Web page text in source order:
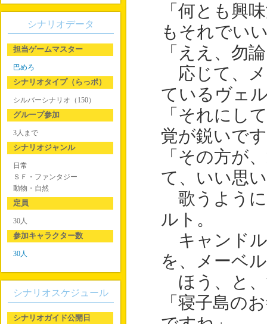
「何とも興
もそれでい
「ええ、勿
応じて、メ
ているヴェ
「それにし
覚が鋭いで
「その方が
て、いい思
歌うように
ルト。
キャンドル
を、メーベ
ほう、と、
「寝子島の
シナリオデータ
担当ゲームマスター
巴めろ
シナリオタイプ（らっポ）
シルバーシナリオ（150）
グループ参加
3人まで
シナリオジャンル
日常
ＳＦ・ファンタジー
動物・自然
定員
30人
参加キャラクター数
30人
シナリオスケジュール
シナリオガイド公開日